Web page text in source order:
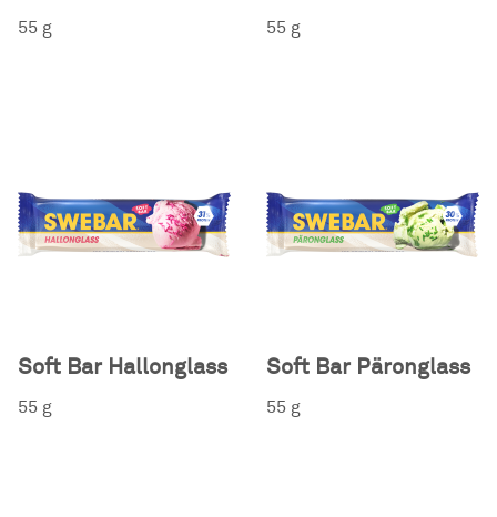
55 g 55 g
Soft Bar Hallonglass
55 g
Soft Bar Päronglass
55 g